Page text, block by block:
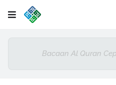
Bacaan Al Quran